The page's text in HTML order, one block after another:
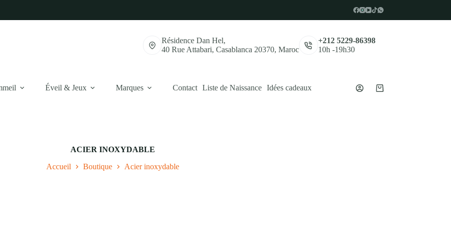
Résidence Dan Hel,
40 Rue Attabari, Casablanca 20370, Maroc
+212 5229-86398
10h -19h30
Éveil & Jeux Marques Contact Liste de Naissance Idées cadeaux
Panier
ACIER INOXYDABLE
Accueil Boutique Acier inoxydable